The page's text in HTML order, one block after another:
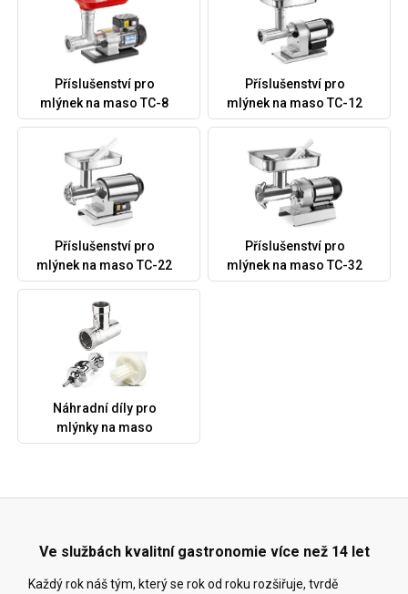
Příslušenství pro
mlýnek na maso TC-8
Příslušenství pro
mlýnek na maso TC-12
Příslušenství pro
mlýnek na maso TC-22
Příslušenství pro
mlýnek na maso TC-32
Náhradní díly pro
mlýnky na maso
Ve službách kvalitní gastronomie více než 14 let
Každý rok náš tým, který se rok od roku rozšiřuje, tvrdě